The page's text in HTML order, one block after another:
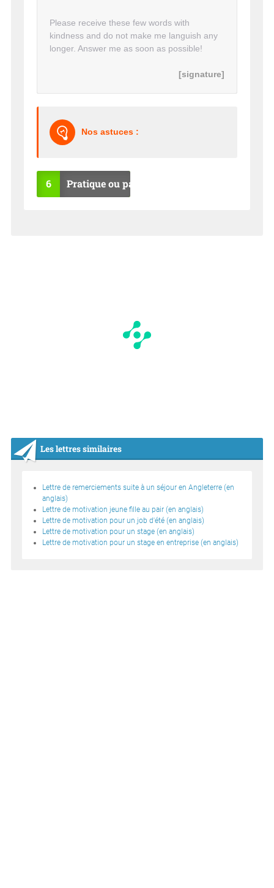
Please receive these few words with
kindness and do not make me languish any
longer. Answer me as soon as possible!
[signature]
Nos astuces :
6 Pratique ou pas ?
Les lettres similaires
Lettre de remerciements suite à un séjour en Angleterre (en
anglais)
Lettre de motivation jeune fille au pair (en anglais)
Lettre de motivation pour un job d'été (en anglais)
Lettre de motivation pour un stage (en anglais)
Lettre de motivation pour un stage en entreprise (en anglais)